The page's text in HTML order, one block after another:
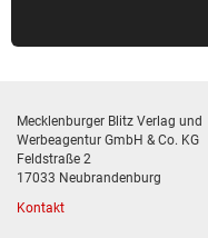
Mecklenburger Blitz Verlag und
Werbeagentur GmbH & Co. KG
Feldstraße 2
17033 Neubrandenburg
Kontakt